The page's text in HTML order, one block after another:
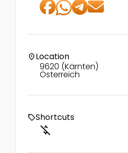
location_onLocation
9620 (Kärnten)
Österreich
local_offerShortcuts
money_off